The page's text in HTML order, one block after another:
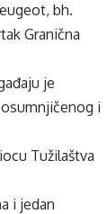
bh.
Granična
je
i
Tužilaštva
i jedan